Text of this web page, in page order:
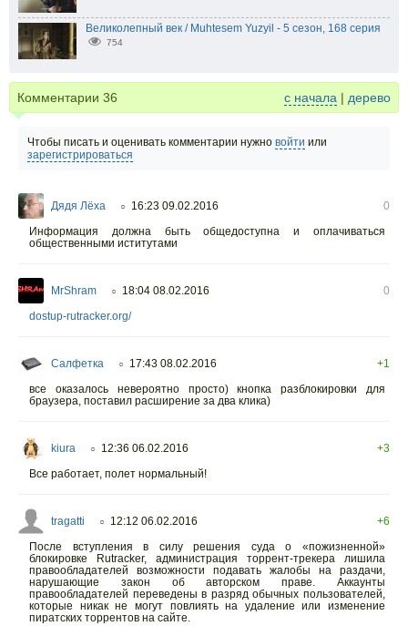
Великолепный век / Muhtesem Yuzyil - 5 сезон, 168 серия
754
Комментарии 36 с начала | дерево
Чтобы писать и оценивать комментарии нужно войти или
зарегистрироваться
Дядя Лёха ○ 16:23 09.02.2016
0
Информация должна быть общедоступна и оплачиваться
общественными иститутами
MrShram ○ 18:04 08.02.2016
0
dostup-rutracker.org/
Салфетка ○ 17:43 08.02.2016
+1
все оказалось невероятно просто) кнопка разблокировки для
браузера, поставил расширение за два клика)
kiura ○ 12:36 06.02.2016
+3
Все работает, полет нормальный!
tragatti ○ 12:12 06.02.2016
+6
После вступления в силу решения суда о «пожизненной»
блокировке Rutracker, администрация торрент-трекера лишила
правообладателей возможности подавать жалобы на раздачи,
нарушающие закон об авторском праве. Аккаунты
правообладателей переведены в разряд обычных пользователей,
которые никак не могут повлиять на удаление или изменение
пиратских торрентов на сайте.